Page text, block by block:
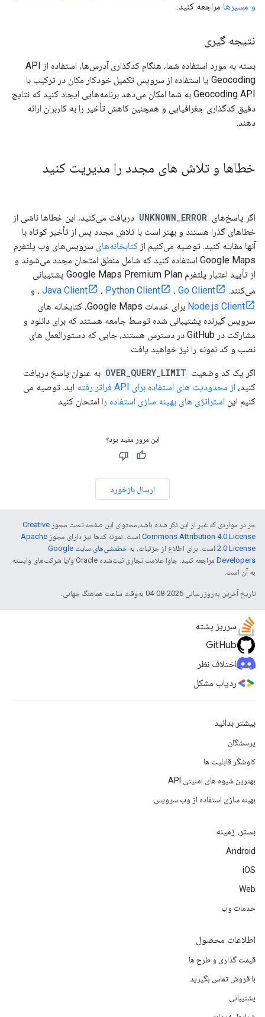
و مسیرها مراجعه کنید.
نتیجه گیری
بسته به مورد استفاده شما، هنگام کدگذاری آدرس‌ها، استفاده از API
Geocoding یا استفاده از سرویس تکمیل خودکار مکان در ترکیب با
Geocoding API به شما امکان می‌دهد برنامه‌هایی ایجاد کنید که نتایج
دقیق کدگذاری جغرافیایی و همچنین کاهش تأخیر را به کاربران ارائه
دهند.
خطاها و تلاش های مجدد را مدیریت کنید
اگر پاسخ‌های UNKNOWN_ERROR دریافت می‌کنید، این خطاها ناشی از
خطاهای گذرا هستند و بهتر است با تلاش مجدد پس از تأخیر کوتاه با
آنها مقابله کنید. توصیه می‌کنیم از کتابخانه‌های سرویس‌های وب پلتفرم
Google Maps استفاده کنید که شامل منطق امتحان مجدد می‌شوند و
از تأیید اعتبار پلتفرم Google Maps Premium Plan پشتیبانی
می‌کنند.
Java Client ، Python Client ، Go Client
، و
Node.js Client
برای خدمات Google Maps، کتابخانه های
سرویس گیرنده پشتیبانی شده توسط جامعه هستند که برای دانلود و
مشارکت در GitHub در دسترس هستند، جایی که دستورالعمل های
نصب و کد نمونه را نیز خواهید یافت.
اگر یک کد وضعیت OVER_QUERY_LIMIT به عنوان پاسخ دریافت
کنید، از محدودیت های استفاده برای API فراتر رفته
اید. توصیه می
کنیم این استراتژی های بهینه سازی استفاده را امتحان کنید.
این مرور مفید بود؟
ارسال بازخورد
جز در مواردی که غیر از این ذکر شده باشد،‌محتوای این صفحه تحت مجوز Creative
Commons Attribution 4.0 License است. نمونه کدها نیز دارای مجوز Apache
2.0 License است. برای اطلاع از جزئیات، به
خطمشی‌های سایت Google
Developers‏
مراجعه کنید. جاوا علامت تجاری ثبت‌شده Oracle و/یا شرکت‌های وابسته
به آن است.
تاریخ آخرین به‌روزرسانی 2026-08-04 به‌وقت ساعت هماهنگ جهانی.
سرریز پشته
GitHub
اختلاف نظر
ردیاب مشکل
بیشتر بدانید
پرسشگان
کاوشگر قابلیت ها
بهترین شیوه های امنیتی API
بهینه سازی استفاده از وب سرویس
بستر، زمینه
Android
iOS
Web
خدمات وب
اطلاعات محصول
قیمت گذاری و طرح ها
با فروش تماس بگیرید
پشتیبانی